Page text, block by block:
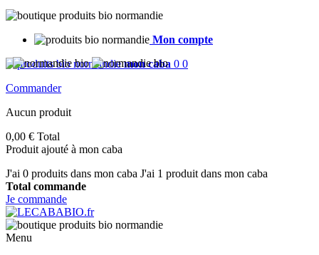
Mon compte
mon caba 0 0
Commander
Aucun produit
0,00 € Total
Produit ajouté à mon caba
J'ai 0 produits dans mon caba J'ai 1 produit dans mon caba
Total commande
Je commande
Menu